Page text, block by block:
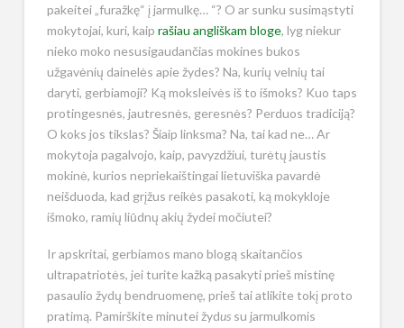
pakeitei „furažkę“ į jarmulkę… “? O ar sunku susimąstyti
mokytojai, kuri, kaip rašiau angliškam bloge, lyg niekur
nieko moko nesusigaudančias mokines bukos
užgavėnių dainelės apie žydes? Na, kurių velnių tai
daryti, gerbiamoji? Ką moksleivės iš to išmoks? Kuo taps
protingesnės, jautresnės, geresnės? Perduos tradiciją?
O koks jos tikslas? Šiaip linksma? Na, tai kad ne… Ar
mokytoja pagalvojo, kaip, pavyzdžiui, turėtų jaustis
mokinė, kurios nepriekaištingai lietuviška pavardė
neišduoda, kad grįžus reikės pasakoti, ką mokykloje
išmoko, ramių liūdnų akių žydei močiutei?
Ir apskritai, gerbiamos mano blogą skaitančios
ultrapatriotės, jei turite kažką pasakyti prieš mistinę
pasaulio žydų bendruomenę, prieš tai atlikite tokį proto
pratimą. Pamirškite minutei žydussu jarmulkomis